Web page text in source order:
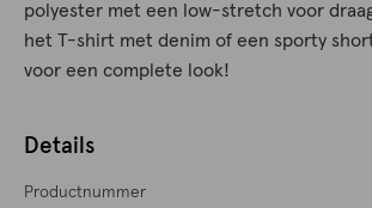
polyester met een low-stretch voor
het T-shirt met denim of een sporty
voor een complete look!
Details
Productnummer